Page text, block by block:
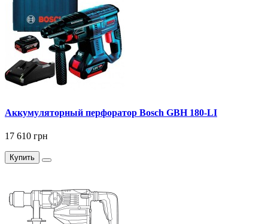
Аккумуляторный перфоратор Bosch GBH 180-LI
17 610 грн
Купить